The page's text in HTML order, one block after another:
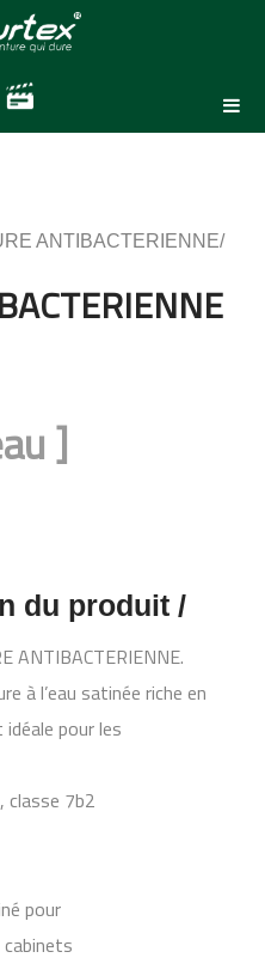
ANTIBACTERIENNE
]
du produit /
ANTIBACTERIENNE.
à l’eau satinée riche en
pour les
classe 7b2
pour
cabinets